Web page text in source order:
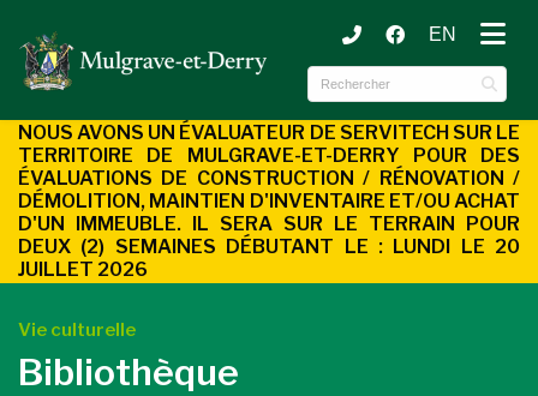
(Municipalité )
EN
NOUS AVONS UN ÉVALUATEUR DE SERVITECH SUR LE
TERRITOIRE DE MULGRAVE-ET-DERRY POUR DES
ÉVALUATIONS DE CONSTRUCTION / RÉNOVATION /
DÉMOLITION, MAINTIEN D'INVENTAIRE ET/OU ACHAT
D'UN
IMMEUBLE. IL SERA SUR LE TERRAIN POUR
DEUX (2) SEMAINES DÉBUTANT LE : LUNDI LE 20
JUILLET 2026
Vie culturelle
Bibliothèque